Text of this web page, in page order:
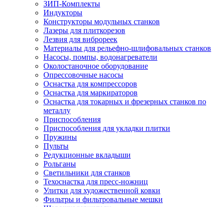
ЗИП-Комплекты
Индукторы
Конструкторы модульных станков
Лазеры для плиткорезов
Лезвия для виброреек
Материалы для рельефно-шлифовальных станков
Насосы, помпы, водонагреватели
Околостаночное оборудование
Опрессовочные насосы
Оснастка для компрессоров
Оснастка для маркираторов
Оснастка для токарных и фрезерных станков по
металлу
Приспособления
Приспособления для укладки плитки
Пружины
Пульты
Редукционные вкладыши
Рольганы
Светильники для станков
Техоснастка для пресс-ножниц
Улитки для художественной ковки
Фильтры и фильтровальные мешки